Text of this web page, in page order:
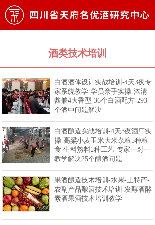
酒类技术培训
白酒酒体设计实战培训-4天3夜专
家系统教学-学员亲手实操-浓清
酱兼4大香型-36个白酒配方-293
个酒中问题解决
白酒酿造实战培训-4天3夜酒厂实
操-高粱小麦玉米大米杂粮5种粮
食-生料熟料2种工艺-专家一对一
教学解决25个酿酒问题
果酒酿造技术培训-水果-土特产-
农副产品酿酒技术培训-发酵酒酵
素酒果酒技术培训教学